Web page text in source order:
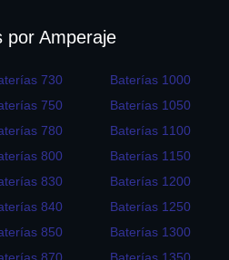
por Amperaje
730
750
780
800
830
840
850
Baterías 1000
Baterías 1050
Baterías 1100
Baterías 1150
Baterías 1200
Baterías 1250
Baterías 1300